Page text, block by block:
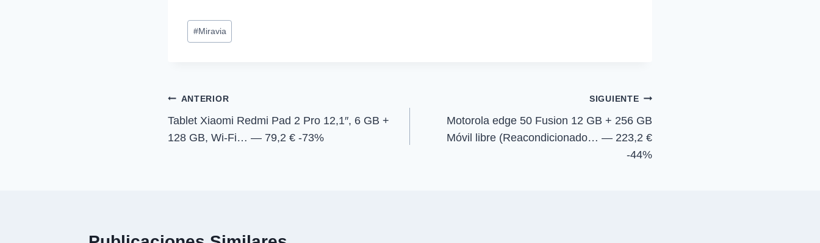
a
r
t
Etiquetas
de
#Miravia
Navegación
de
ANTERIOR
Tablet Xiaomi Redmi Pad 2 Pro 12,1″, 6 GB +
128 GB, Wi-Fi… — 79,2 € -73%
SIGUIENTE
Motorola edge 50 Fusion 12 GB + 256 GB
Móvil libre (Reacondicionado… — 223,2 €
-44%